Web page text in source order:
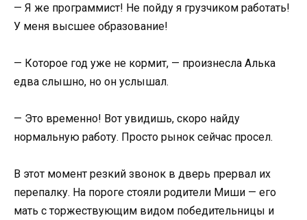
— Я же программист! Не пойду я грузчиком работать!
У меня высшее образование!
— Которое год уже не кормит, — произнесла Алька
едва слышно, но он услышал.
— Это временно! Вот увидишь, скоро найду
нормальную работу. Просто рынок сейчас просел.
В этот момент резкий звонок в дверь прервал их
перепалку. На пороге стояли родители Миши — его
мать с торжествующим видом победительницы и